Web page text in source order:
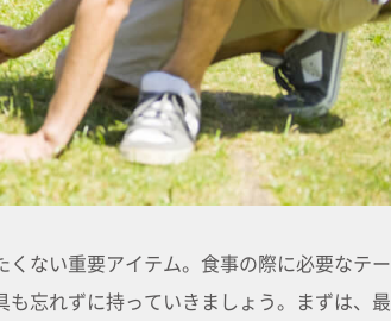
ない重要アイテム。食事の際に必要なテー
忘れずに持っていきましょう。まずは、最